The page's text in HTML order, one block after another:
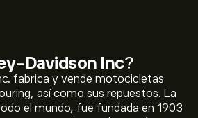
Davidson Inc?
fabrica y vende motocicletas
así como sus repuestos. La
el mundo, fue fundada en 1903